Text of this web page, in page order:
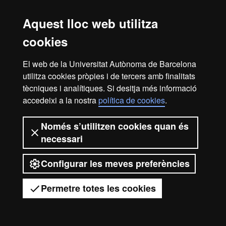
Aquest lloc web utilitza
cookies
El web de la Universitat Autònoma de Barcelona
utilitza cookies pròpies i de tercers amb finalitats
tècniques i analítiques. Si desitja més informació
accedeixi a la nostrapolítica de cookies.
Només s’utilitzen cookies quan és
necessari
Configurar les meves preferències
Permetre totes les cookies
Tens dubtes?
104819 Introducció a la Teoria del Gènere
104820 Teoria i Crítica Feminista
104812 Educació i Gènere
Avís legal Protecció de dades
Sobre el web
Accessibilitat web
Mapa del web UAB
2026 Universitat Autònoma de
Barcelona